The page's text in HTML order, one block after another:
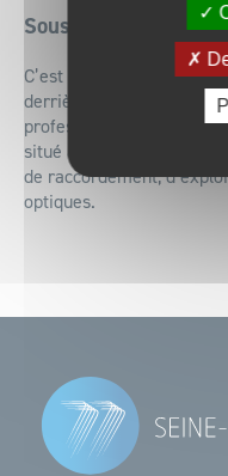
Sous-répartiteur
C’est le point
derrière lequel chaque
professionnel, sera
situé au coeur des
de raccordement,
optiques.